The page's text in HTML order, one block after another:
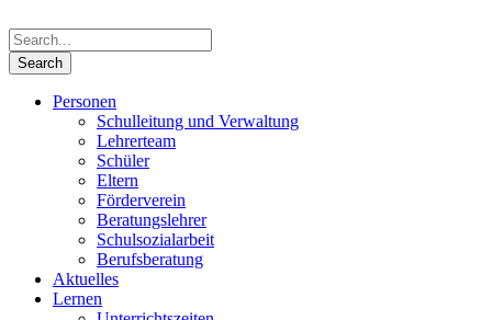
Personen
Schulleitung und Verwaltung
Lehrerteam
Schüler
Eltern
Förderverein
Beratungslehrer
Schulsozialarbeit
Berufsberatung
Aktuelles
Lernen